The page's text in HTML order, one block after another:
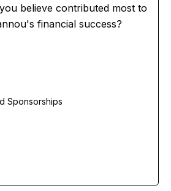
believe contributed most to
financial success?
Sponsorships